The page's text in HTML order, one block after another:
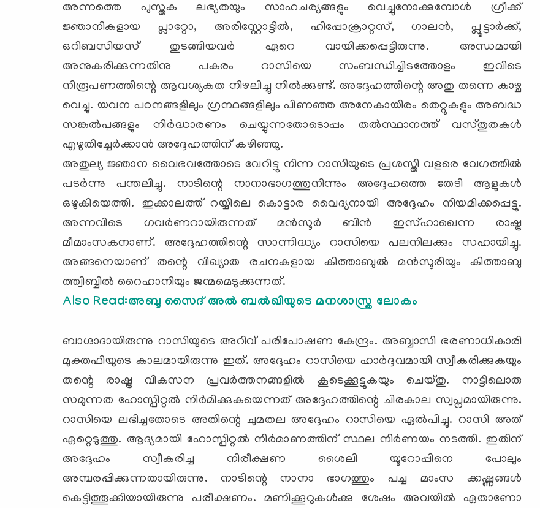
അന്നത്തെ പുസ്തക ലഭ്യതയും സാഹചര്യങ്ങളും വെച്ചുനോക്കുമ്പോള്‍ ഗ്രീക്ക്
ജ്ഞാനികളായ പ്ലാറ്റോ, അരിസ്റ്റോട്ടില്‍, ഹിപ്പോക്രാറ്റസ്, ഗാലന്‍, പ്ലൂട്ടാര്‍ക്ക്,
ഒറിബസിയസ് തുടങ്ങിയവര്‍ ഏറെ വായിക്കപ്പെട്ടിരുന്നു. അന്ധമായി
അനുകരിക്കുന്നതിനു പകരം റാസിയെ സംബന്ധിച്ചിടത്തോളം ഇവിടെ
നിരൂപണത്തിന്റെ ആവശ്യകത നിഴലിച്ചു നില്‍ക്കുണ്ട്. അദ്ദേഹത്തിന്റെ അതു തന്നെ കാഴ്ച
വെച്ചു. യവന പഠനങ്ങളിലും ഗ്രന്ഥങ്ങളിലും പിണഞ്ഞ അനേകായിരം തെറ്റുകളും അബദ്ധ
സങ്കല്‍പങ്ങളും നിര്‍ദ്ധാരണം ചെയ്യുന്നതോടൊപ്പം തല്‍സ്ഥാനത്ത് വസ്തുതകള്‍
എഴുതിച്ചേര്‍ക്കാന്‍ അദ്ദേഹത്തിന് കഴിഞ്ഞു.
അതുല്യ ജ്ഞാന വൈഭവത്തോടെ വേറിട്ടു നിന്ന റാസിയുടെ പ്രശസ്തി വളരെ വേഗത്തില്‍
പടര്‍ന്നു പന്തലിച്ചു. നാടിന്റെ നാനാഭാഗത്തുനിന്നും അദ്ദേഹത്തെ തേടി ആളുകള്‍
ഒഴുകിയെത്തി. ഇക്കാലത്ത് റയ്യിലെ കൊട്ടാര വൈദ്യനായി അദ്ദേഹം നിയമിക്കപ്പെട്ടു.
അന്നവിടെ ഗവര്‍ണറായിരുന്നത് മന്‍സൂര്‍ ബിന്‍ ഇസ്ഹാഖെന്ന രാഷ്ട്ര
മീമാംസകനാണ്. അദ്ദേഹത്തിന്റെ സാന്നിദ്ധ്യം റാസിയെ പലനിലക്കും സഹായിച്ചു.
അങ്ങനെയാണ് തന്റെ വിഖ്യാത രചനകളായ കിത്താബുല്‍ മന്‍സൂരിയും കിത്താബു
ത്ത്വിബ്ബില്‍ റൈഹാനിയും ജന്മമെടുക്കുന്നത്.
Also Read:അബൂ സൈദ് അൽ ബൽഖിയുടെ മനശാസ്ത്ര ലോകം
ബാഗ്ദാദായിരുന്നു റാസിയുടെ അറിവ് പരിപോഷണ കേന്ദ്രം. അബ്ബാസി ഭരണാധികാരി
മുക്തഫിയുടെ കാലമായിരുന്നു ഇത്. അദ്ദേഹം റാസിയെ ഹാര്‍ദ്ദവമായി സ്വീകരിക്കുകയും
തന്റെ രാഷ്ട്ര വികസന പ്രവര്‍ത്തനങ്ങളില്‍ കൂടെക്കൂട്ടുകയും ചെയ്തു. നാട്ടിലൊരു
സമുന്നത ഹോസ്പിറ്റല്‍ നിര്‍മിക്കുകയെന്നത് അദ്ദേഹത്തിന്റെ ചിരകാല സ്വപ്നമായിരുന്നു.
റാസിയെ ലഭിച്ചതോടെ അതിന്റെ ചുമതല അദ്ദേഹം റാസിയെ ഏല്‍പിച്ചു. റാസി അത്
ഏറ്റെടുത്തു. ആദ്യമായി ഹോസ്പിറ്റല്‍ നിര്‍മാണത്തിന് സ്ഥല നിര്‍ണയം നടത്തി. ഇതിന്
അദ്ദേഹം സ്വീകരിച്ച നിരീക്ഷണ ശൈലി യൂറോപ്പിനെ പോലും
അമ്പരപ്പിക്കുന്നതായിരുന്നു. നാടിന്റെ നാനാ ഭാഗത്തും പച്ച മാംസ ക്കഷ്ണങ്ങള്‍
കെട്ടിത്തൂക്കിയായിരുന്നു പരീക്ഷണം. മണിക്കൂറുകള്‍ക്കു ശേഷം അവയില്‍ ഏതാണോ